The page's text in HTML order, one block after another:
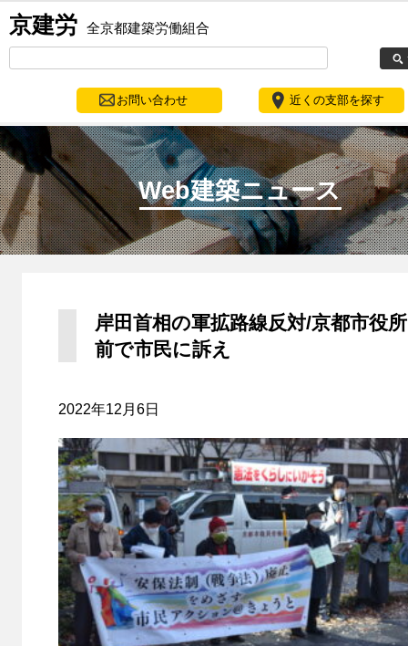
京建労 全京都建築労働組合
お問い合わせ 近くの支部を探す
Web建築ニュース
岸田首相の軍拡路線反対/京都市役所
前で市民に訴え
2022年12月6日